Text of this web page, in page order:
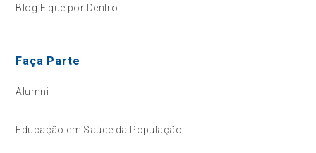
Blog Fique por Dentro
Faça Parte
Alumni
Educação em Saúde da População